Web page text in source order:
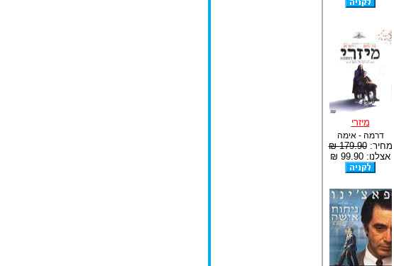
מיזרי
דרמה - אימה
מחיר:179.90 ₪
אצלנו: 99.90 ₪